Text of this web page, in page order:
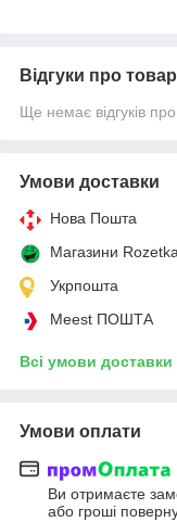
Відгуки про товар
Ще немає відгуків
Умови доставки
Нова Пошта
Магазини Rozetka
Укрпошта
Meest ПОШТА
Всі умови доставки
Умови оплати
Ви отримаєте
або гроші